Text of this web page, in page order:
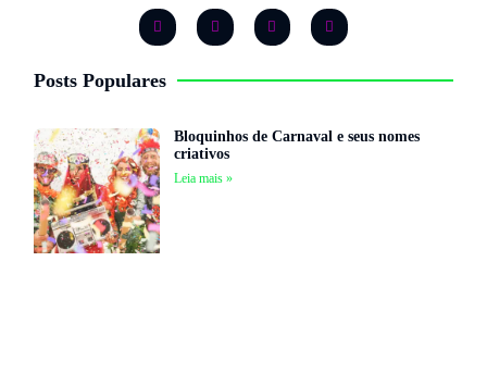
Posts Populares
Bloquinhos de Carnaval e seus nomes
criativos
Leia mais »